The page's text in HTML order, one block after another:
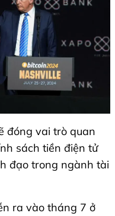
đóng vai trò quan
sách tiền điện tử
đạo trong ngành tài
ra vào tháng 7 ở